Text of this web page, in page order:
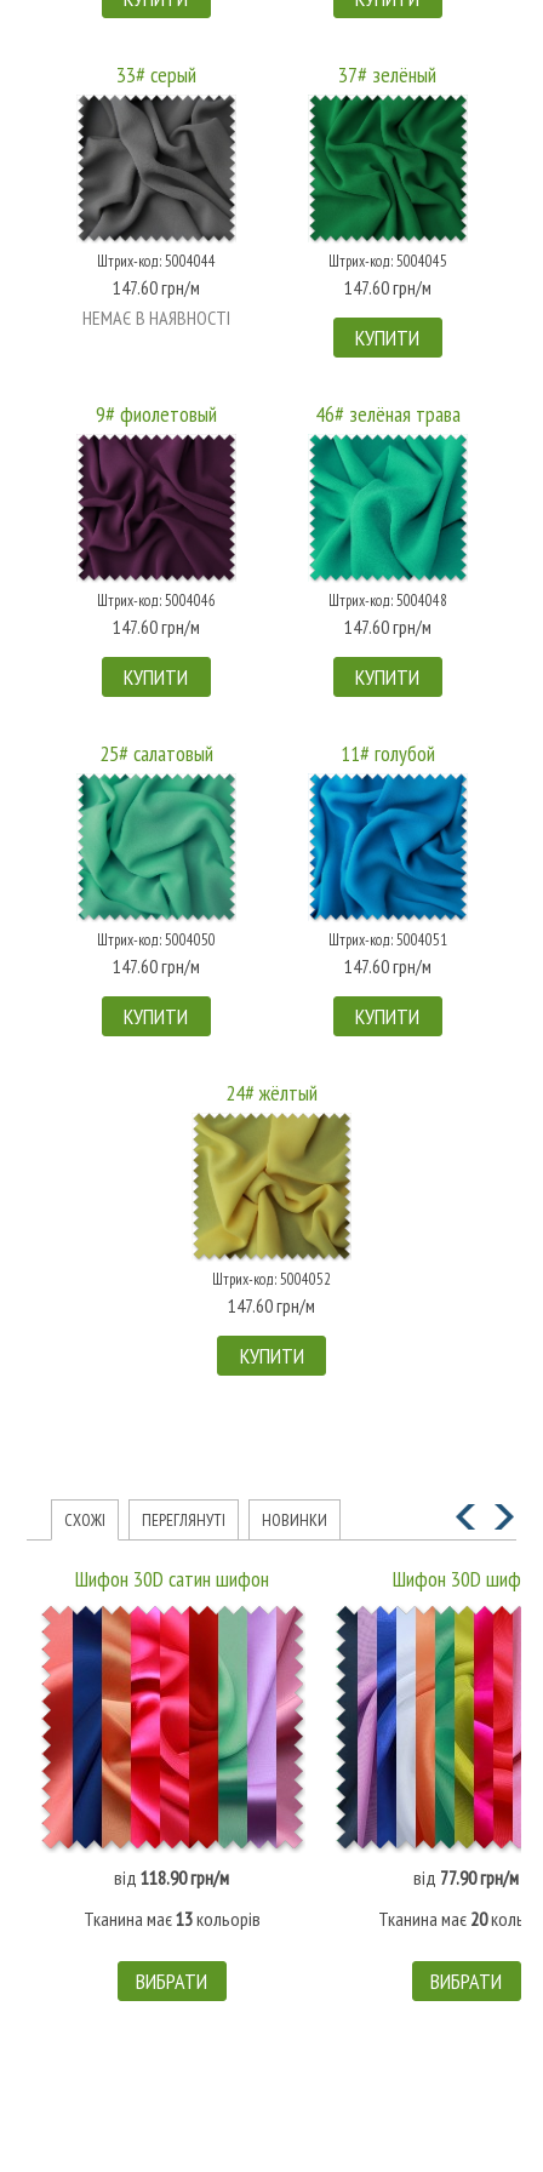
33# серый
Штрих-код: 5004044
147.60 грн/м
НЕМАЄ В НАЯВНОСТІ
37# зелёный
Штрих-код: 5004045
147.60 грн/м
КУПИТИ
9# фиолетовый
Штрих-код: 5004046
147.60 грн/м
КУПИТИ
46# зелёная трава
Штрих-код: 5004048
147.60 грн/м
КУПИТИ
25# салатовый
Штрих-код: 5004050
147.60 грн/м
КУПИТИ
11# голубой
Штрих-код: 5004051
147.60 грн/м
КУПИТИ
24# жёлтый
Штрих-код: 5004052
147.60 грн/м
КУПИТИ
СХОЖІ ПЕРЕГЛЯНУТІ НОВИНКИ
Шифон 30D сатин шифон
від118.90 грн/м
Тканина має13кольорів
ВИБРАТИ
Шифон 30D шифон
від 77.90 грн/м
Тканина має 20
ВИБРАТИ